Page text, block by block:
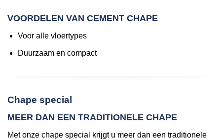
VOORDELEN VAN CEMENT CHAPE
Voor alle vloertypes
Duurzaam en compact
Chape special
MEER DAN EEN TRADITIONELE CHAPE
Met onze chape special krijgt u meer dan een traditionele